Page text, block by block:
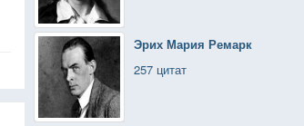
Эрих Мария Ремарк
257 цитат